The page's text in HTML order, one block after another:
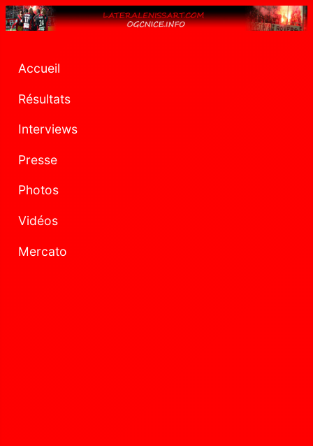
Accueil
Résultats
Interviews
Presse
Photos
Vidéos
Mercato